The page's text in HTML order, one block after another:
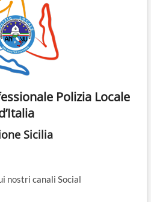
Polizia Locale
Sicilia
nostri canali Social